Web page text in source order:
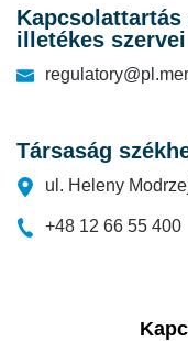
Kapcsolattartás
illetékes
Társaság
ul. Heleny
+48 12 66 55 400